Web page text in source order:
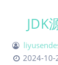
JDK
2024-10-